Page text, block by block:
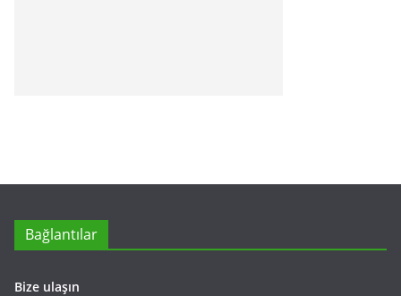
Bağlantılar
Bize ulaşın